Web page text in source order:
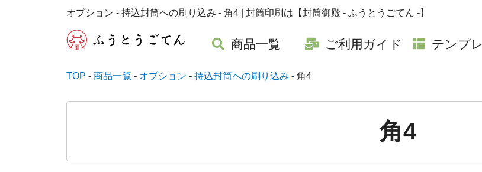
オプション - 持込封筒への刷り込み - 角4 | 封筒印刷は【封筒御殿 - ふうとうごてん -】
商品一覧 ご利用ガイド テンプ
TOP 商品一覧 オプション 持込封筒への刷り込み 角4
角4